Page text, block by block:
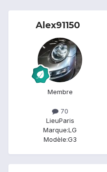
Alex91150
Membre
70
LieuParis
Marque:LG
Modèle:G3